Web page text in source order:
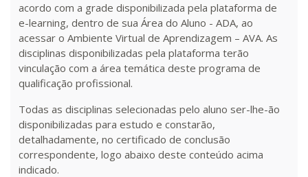
440 H 55dias 150dias
R$ 2.240,16
Matricular
acordo com a grade disponibilizada pela plataforma de
e-learning, dentro de sua Área do Aluno - ADA, ao
acessar o Ambiente Virtual de Aprendizagem – AVA. As
disciplinas disponibilizadas pela plataforma terão
vinculação com a área temática deste programa de
qualificação profissional.
Todas as disciplinas selecionadas pelo aluno ser-lhe-ão
disponibilizadas para estudo e constarão,
detalhadamente, no certificado de conclusão
correspondente, logo abaixo deste conteúdo acima
indicado.